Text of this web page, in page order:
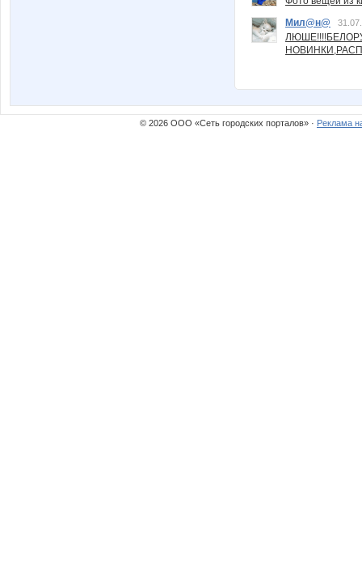
Мил@н@
© 2026 ООО «Сеть городских порталов» · Реклама